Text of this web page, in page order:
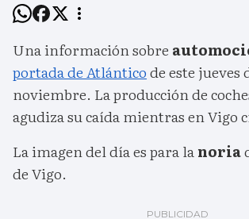
Una información sobre
portada de Atlánticode este jueves
noviembre. La producción de
agudiza su caída mientras en Vigo
La imagen del día es para lanoria
de Vigo.